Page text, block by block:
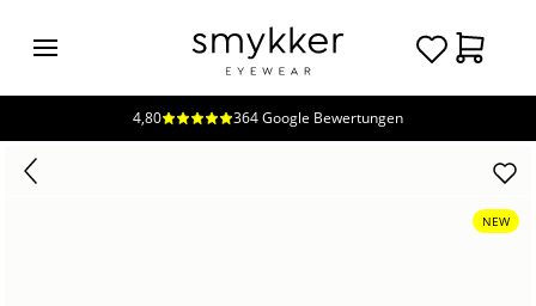
Login
4,80 364 Google Bewertungen
NEW